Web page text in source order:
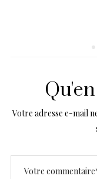
Votre adresse e-mail